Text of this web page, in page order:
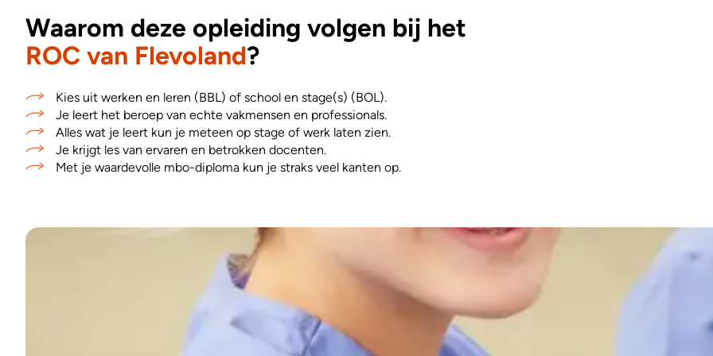
Waarom deze opleiding volgen bij het
ROC van Flevoland?
Kies uit werken en leren (BBL) of school en stage(s) (BOL).
Je leert het beroep van echte vakmensen en professionals.
Alles wat je leert kun je meteen op stage of werk laten zien.
Je krijgt les van ervaren en betrokken docenten.
Met je waardevolle mbo-diploma kun je straks veel kanten op.